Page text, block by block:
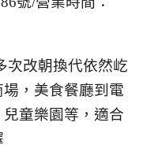
次改朝換代依然屹
，美食餐廳到電
童樂園等，適合